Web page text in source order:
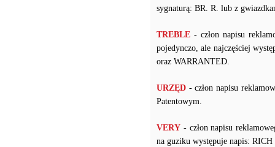
sygnaturą: BR. R. lub z
TREBLE - człon napisu
pojedynczo, ale najczęściej
oraz WARRANTED.
URZĘD - człon napisu
Patentowym.
VERY - człon napisu
na guziku występuje napis: